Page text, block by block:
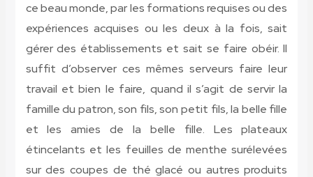
ce beau monde, par les formations requises ou des
expériences acquises ou les deux à la fois, sait
gérer des établissements et sait se faire obéir. Il
suffit d’observer ces mêmes serveurs faire leur
travail et bien le faire, quand il s’agit de servir la
famille du patron, son fils, son petit fils, la belle fille
et les amies de la belle fille. Les plateaux
étincelants et les feuilles de menthe surélevées
sur des coupes de thé glacé ou autres produits